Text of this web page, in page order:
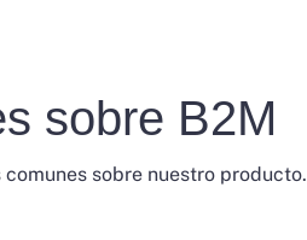
sobre B2M
sobre nuestro producto.